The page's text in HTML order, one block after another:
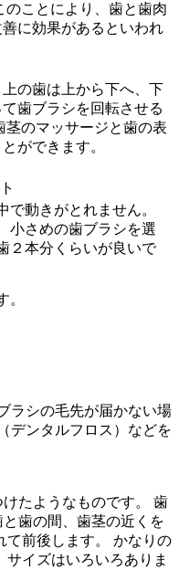
ことにより、歯と歯肉
に効果があるといわれ
の歯は上から下へ、下
歯ブラシを回転させる
茎のマッサージと歯の表
ができます。
で動きがとれません。
小さめの歯ブラシを選
２本分くらいが良いで
。
ラシの毛先が届かない場
デンタルフロス） などを
たようなものです。 歯
歯の間、歯茎の近くを
て前後します。 かなりの
イズはいろいろありま